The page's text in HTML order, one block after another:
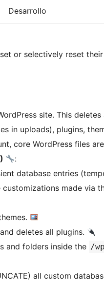
Desarrollo
or selectively reset
site. This deletes
in uploads), plugins,
core WordPress files
:
database entries
customizations made via
deletes all plugins.
and folders inside the /
all custom